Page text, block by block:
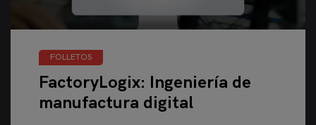
FOLLETOS
FactoryLogix: Ingeniería de
manufactura digital